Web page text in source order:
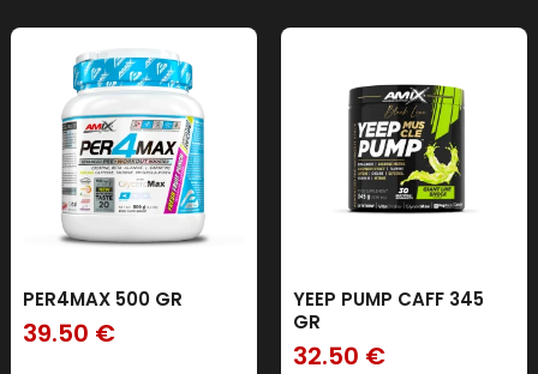
PER4MAX 500 GR
39.50 €
YEEP PUMP CAFF 345
GR
32.50 €